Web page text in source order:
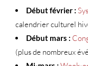
Début février :
calendrier culturel
Début mars :
(plus de nombreux